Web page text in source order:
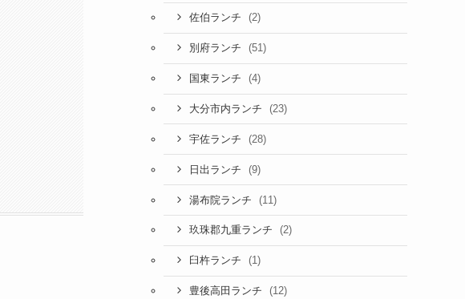
佐伯ランチ (2)
別府ランチ (51)
国東ランチ (4)
大分市内ランチ (23)
宇佐ランチ (28)
日出ランチ (9)
湯布院ランチ (11)
玖珠郡九重ランチ (2)
臼杵ランチ (1)
豊後高田ランチ (12)